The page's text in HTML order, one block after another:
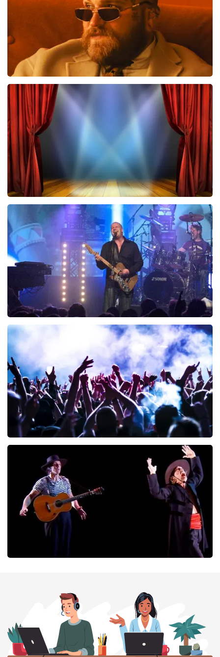
BESTEL NU
Teddy Swims
433 laatste 30 minuten
BESTEL NU
40 45 De Musical
243laatste 30 minuten
BESTEL NU
BESTEL NU
166laatste 30 minuten
BESTEL NU
BESTEL NU